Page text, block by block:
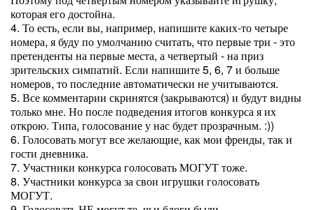
которая его достойна.
4. То есть, если вы, например, напишите каких-то четыре
номера, я буду по умолчанию считать, что первые три - это
претенденты на первые места, а четвертый - на приз
зрительских симпатий. Если напишите 5, 6, 7 и больше
номеров, то последние автоматически не учитываются.
5. Все комментарии скринятся (закрываются) и будут видны
только мне. Но после подведения итогов конкурса я их
открою. Типа, голосование у нас будет прозрачным. :))
6. Голосовать могут все желающие, как мои френды, так и
гости дневника.
7. Участники конкурса голосовать МОГУТ тоже.
8. Участники конкурса за свои игрушки голосовать
МОГУТ.